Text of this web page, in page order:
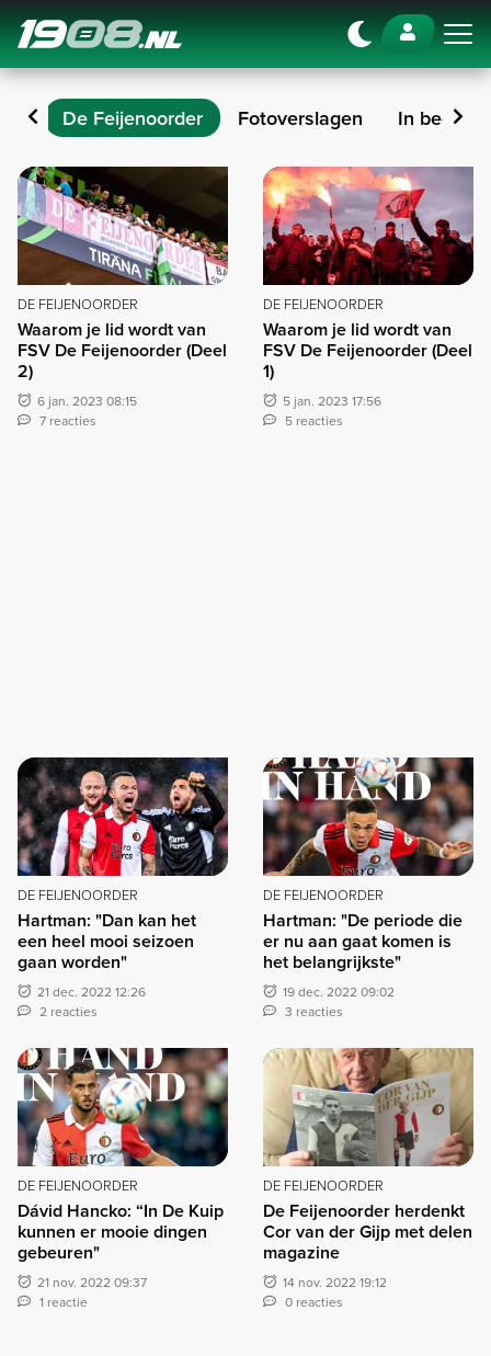
Navigation
De Feijenoorder Fotoverslagen In beeld
De Feijenoorder
DE FEIJENOORDER
Waarom je lid wordt van
FSV De Feijenoorder (Deel
2)
6 jan. 2023 08:15
7 reacties
DE FEIJENOORDER
Waarom je lid wordt van
FSV De Feijenoorder (Deel
1)
5 jan. 2023 17:56
5 reacties
DE FEIJENOORDER
Hartman: "Dan kan het
een heel mooi seizoen
gaan worden"
21 dec. 2022 12:26
2 reacties
DE FEIJENOORDER
Hartman: "De periode die
er nu aan gaat komen is
het belangrijkste"
19 dec. 2022 09:02
3 reacties
DE FEIJENOORDER
Dávid Hancko: “In De Kuip
kunnen er mooie dingen
gebeuren"
21 nov. 2022 09:37
1 reactie
DE FEIJENOORDER
De Feijenoorder herdenkt
Cor van der Gijp met delen
magazine
14 nov. 2022 19:12
0 reacties